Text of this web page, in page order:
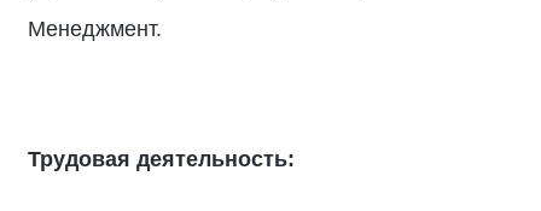
Менеджмент.
Трудовая деятельность: